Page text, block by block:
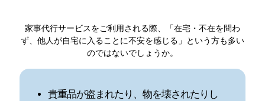
家事代行サービスをご利用される際、「在宅・不在を問わ
ず、他人が自宅に入ることに不安を感じる」という方も多い
のではないでしょうか。
貴重品が盗まれたり、物を壊されたりし